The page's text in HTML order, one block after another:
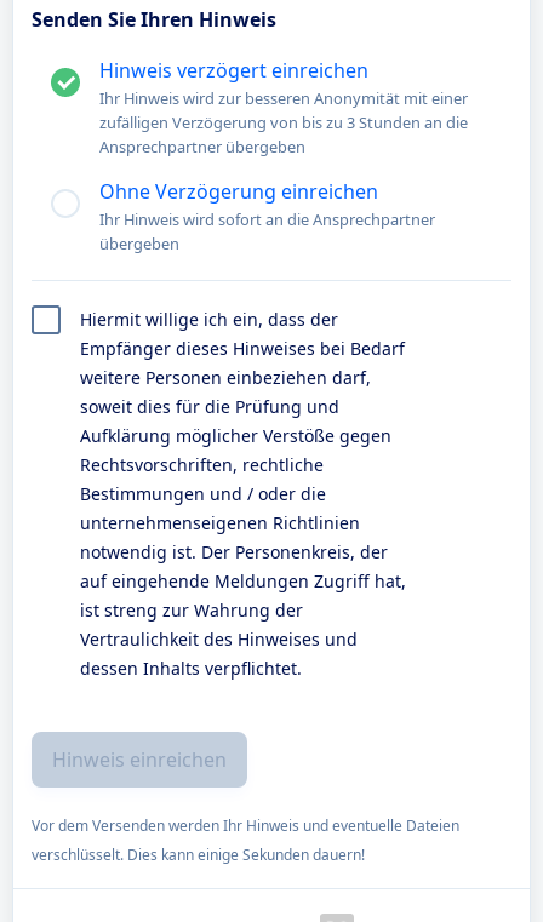
Senden Sie Ihren Hinweis
Hinweis verzögert einreichen
Ihr Hinweis wird zur besseren Anonymität mit einer
zufälligen Verzögerung von bis zu 3 Stunden an die
Ansprechpartner übergeben
Ohne Verzögerung einreichen
Ihr Hinweis wird sofort an die Ansprechpartner
übergeben
Hiermit willige ich ein, dass der
Empfänger dieses Hinweises bei Bedarf
weitere Personen einbeziehen darf,
soweit dies für die Prüfung und
Aufklärung möglicher Verstöße gegen
Rechtsvorschriften, rechtliche
Bestimmungen und / oder die
unternehmenseigenen Richtlinien
notwendig ist. Der Personenkreis, der
auf eingehende Meldungen Zugriff hat,
ist streng zur Wahrung der
Vertraulichkeit des Hinweises und
dessen Inhalts verpflichtet.
Vor dem Versenden werden Ihr Hinweis und eventuelle Dateien
verschlüsselt. Dies kann einige Sekunden dauern!